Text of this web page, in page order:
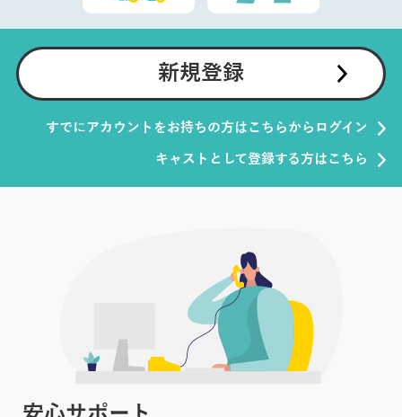
新規登録
すでにアカウントをお持ちの方はこちらからログイン
キャストとして登録する方はこちら